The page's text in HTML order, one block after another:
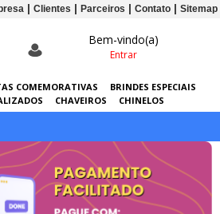
Clientes Parceiros Contato Sitemap
Bem-vindo(a)
Entrar
COMEMORATIVAS
BRINDES ESPECIAIS
CHAVEIROS
CHINELOS
GUARDA-CHUVAS KITS
LANÇAMENTOS